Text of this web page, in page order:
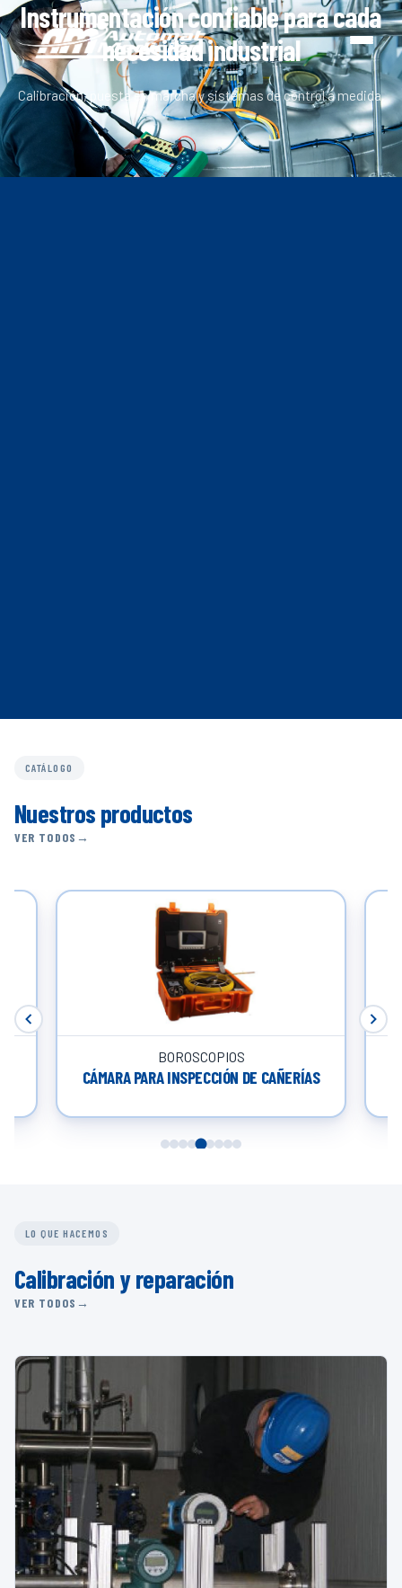
Instrumentación confiable para cada
necesidad industrial
Calibración, puesta en marcha y sistemas de control a medida.
CATÁLOGO
Nuestros productos
VER TODOS
BOROSCOPIOS
CÁMARA PARA INSPECCIÓN DE CAÑERÍAS
LO QUE HACEMOS
Calibración y reparación
VER TODOS